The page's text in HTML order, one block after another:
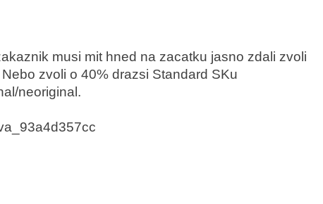
musi mit hned na zacatku jasno zdali zvoli
zvoli o 40% drazsi Standard SKu
neoriginal.